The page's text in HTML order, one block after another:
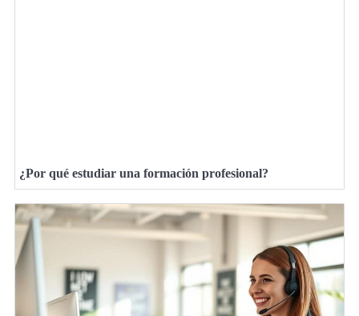
¿Por qué estudiar una formación profesional?